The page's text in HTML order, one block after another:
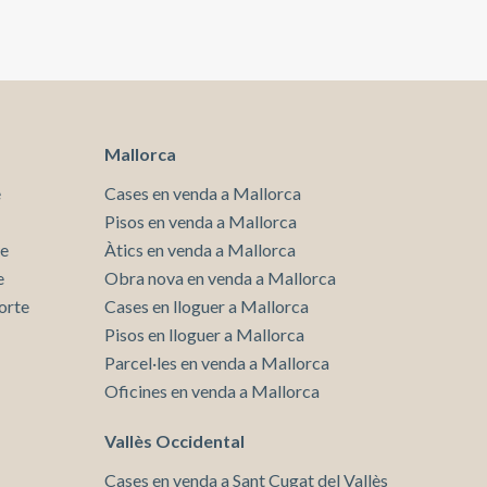
Mallorca
Cases en venda a Mallorca
Pisos en venda a Mallorca
Àtics en venda a Mallorca
Obra nova en venda a Mallorca
Cases en lloguer a Mallorca
Pisos en lloguer a Mallorca
Parcel·les en venda a Mallorca
Oficines en venda a Mallorca
Vallès Occidental
Cases en venda a Sant Cugat del Vallès